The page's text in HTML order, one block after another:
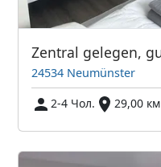
24534 Neumünster
2-4 Чол.
29,00 км